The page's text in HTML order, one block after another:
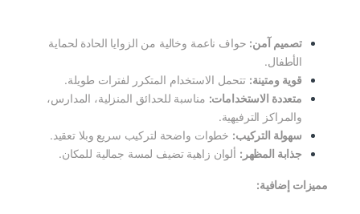
تصميم آمن: حواف ناعمة وخالية من الزوايا الحادة لحماية
الأطفال.
قوية ومتينة: تتحمل الاستخدام المتكرر لفترات طويلة.
متعددة الاستخدامات: مناسبة للحدائق المنزلية، المدارس،
والمراكز الترفيهية.
سهولة التركيب: خطوات واضحة لتركيب سريع وبلا تعقيد.
جذابة المظهر: ألوان زاهية تضيف لمسة جمالية للمكان.
مميزات إضافية: